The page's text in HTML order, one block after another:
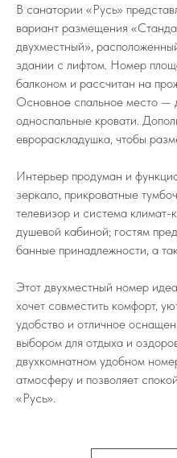
В санатории «Русь»
вариант размещения
двухместный»,
здании с лифтом. Номер
балконом и рассчитан на
Основное спальное место —
односпальные кровати.
еврораскладушка, чтобы
Интерьер продуман и
зеркало, прикроватные
телевизор и система
душевой кабиной; гостям
банные принадлежности, а
Этот двухместный номер
хочет совместить комфорт,
удобство и отличное
выбором для отдыха и
двухкомнатном удобном
атмосферу и позволяет
«Русь».